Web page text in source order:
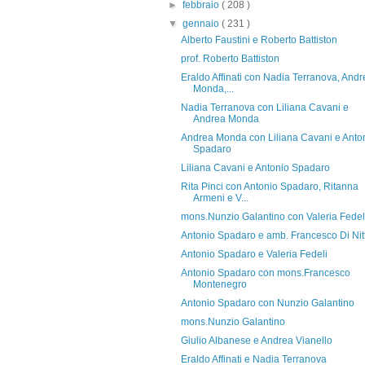
►febbraio( 208 )
▼gennaio( 231 )
Alberto Faustini e Roberto Battiston
prof. Roberto Battiston
Eraldo Affinati con Nadia Terranova,
Monda,...
Nadia Terranova con Liliana Cavani e
Andrea Monda
Andrea Monda con Liliana Cavani e
Spadaro
Liliana Cavani e Antonio Spadaro
Rita Pinci con Antonio Spadaro, Ritanna
Armeni e V...
mons.Nunzio Galantino con Valeria
Antonio Spadaro e amb. Francesco Di
Antonio Spadaro e Valeria Fedeli
Antonio Spadaro con mons.Francesco
Montenegro
Antonio Spadaro con Nunzio Galantino
mons.Nunzio Galantino
Giulio Albanese e Andrea Vianello
Eraldo Affinati e Nadia Terranova